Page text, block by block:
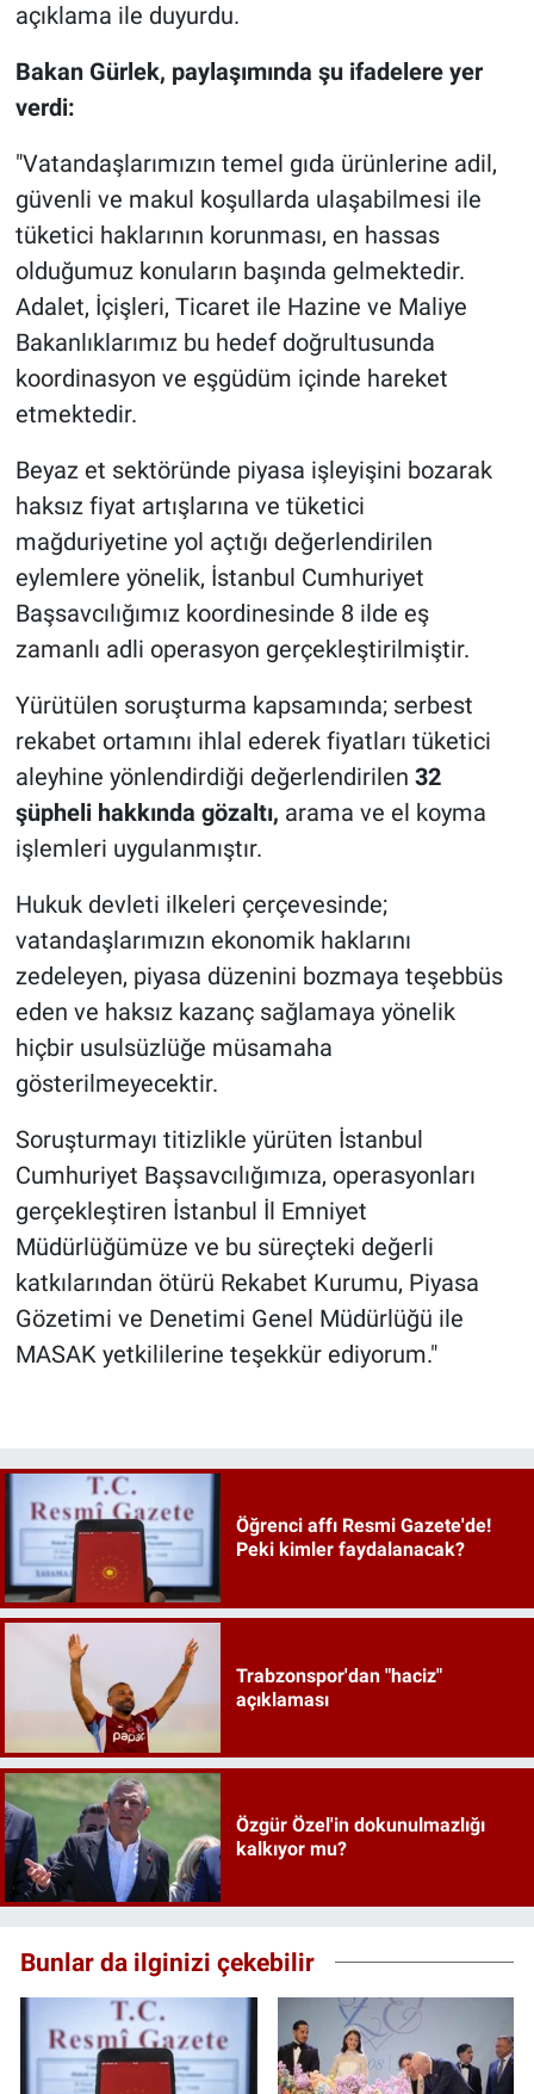
açıklama ile duyurdu.
Bakan Gürlek, paylaşımında şu ifadelere yer
verdi:
"Vatandaşlarımızın temel gıda ürünlerine adil,
güvenli ve makul koşullarda ulaşabilmesi ile
tüketici haklarının korunması, en hassas
olduğumuz konuların başında gelmektedir.
Adalet, İçişleri, Ticaret ile Hazine ve Maliye
Bakanlıklarımız bu hedef doğrultusunda
koordinasyon ve eşgüdüm içinde hareket
etmektedir.
Beyaz et sektöründe piyasa işleyişini bozarak
haksız fiyat artışlarına ve tüketici
mağduriyetine yol açtığı değerlendirilen
eylemlere yönelik, İstanbul Cumhuriyet
Başsavcılığımız koordinesinde 8 ilde eş
zamanlı adli operasyon gerçekleştirilmiştir.
Yürütülen soruşturma kapsamında; serbest
rekabet ortamını ihlal ederek fiyatları tüketici
aleyhine yönlendirdiği değerlendirilen 32
şüpheli hakkında gözaltı, arama ve el koyma
işlemleri uygulanmıştır.
Hukuk devleti ilkeleri çerçevesinde;
vatandaşlarımızın ekonomik haklarını
zedeleyen, piyasa düzenini bozmaya teşebbüs
eden ve haksız kazanç sağlamaya yönelik
hiçbir usulsüzlüğe müsamaha
gösterilmeyecektir.
Soruşturmayı titizlikle yürüten İstanbul
Cumhuriyet Başsavcılığımıza, operasyonları
gerçekleştiren İstanbul İl Emniyet
Müdürlüğümüze ve bu süreçteki değerli
katkılarından ötürü Rekabet Kurumu, Piyasa
Gözetimi ve Denetimi Genel Müdürlüğü ile
MASAK yetkililerine teşekkür ediyorum."
Öğrenci affı Resmi Gazete'de!
Peki kimler faydalanacak?
Trabzonspor'dan "haciz"
açıklaması
Özgür Özel'in dokunulmazlığı
kalkıyor mu?
Bunlar da ilginizi çekebilir